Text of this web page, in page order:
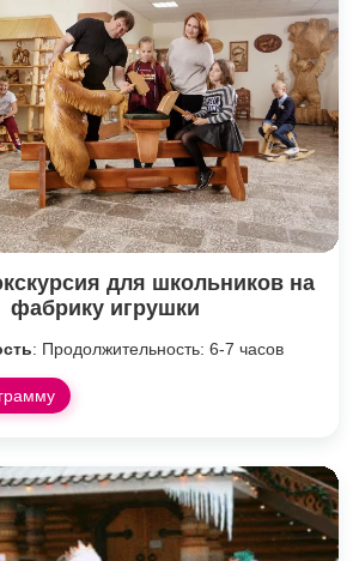
для школьников на
фабрику игрушки
: Продолжительность: 6-7 часов